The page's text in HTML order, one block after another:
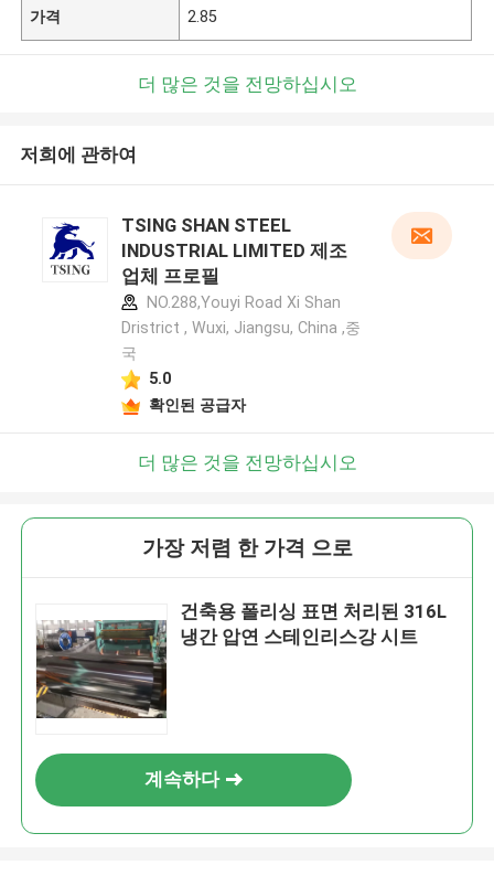
가격 2.85
더 많은 것을 전망하십시오
저희에 관하여
TSING SHAN STEEL
INDUSTRIAL LIMITED 제조
업체 프로필
NO.288,Youyi Road Xi Shan
Dristrict , Wuxi, Jiangsu, China ,중
국
5.0
확인된 공급자
더 많은 것을 전망하십시오
가장 저렴 한 가격 으로
건축용 폴리싱 표면 처리된 316L
냉간 압연 스테인리스강 시트
계속하다